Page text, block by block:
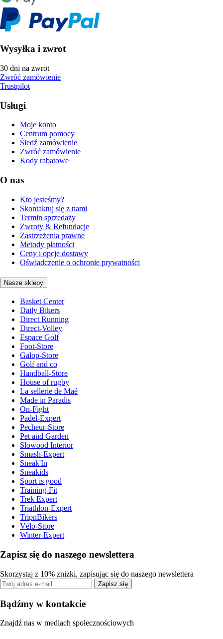
Wysyłka i zwrot
30 dni na zwrot
Zwróć zamówienie
Trustpilot
Usługi
Moje konto
Centrum pomocy
Śledź zamówienie
Zwróć zamówienie
Kody rabatowe
O nas
Kto jesteśmy?
Skontaktuj się z nami
Termin sprzedaży
Zwroty & Refundacje
Zastrzeżenia prawne
Metody płatności
Ceny i opcje dostawy
Oświadczenie o ochronie prywatności
Nasze sklepy
Basket Center
Daily Bikers
Direct Running
Direct-Volley
Espace Golf
Foot-Store
Galop-Store
Golf and co
Handball-Store
House of rugby
La sellerie de Maé
Made in Paradis
On-Fight
Padel-Expert
Pecheur-Store
Pet and Garden
Slowood Interior
Smash-Expert
Sneak'In
Sneakids
Sport is good
Training-Fit
Trek Expert
Triathlon-Expert
TripnBikers
Vélo-Store
Winter-Expert
Zapisz się do naszego newslettera
Skorzystaj z 10% zniżki, zapisując się do naszego newslettera
Zapisz się
Bądźmy w kontakcie
Znajdź nas w mediach społecznościowych